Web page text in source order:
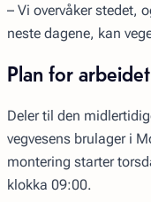
– Vi overvåker stedet,
neste dagene, kan
Plan for arbeidet
Deler til den
vegvesens brulager i
montering starter
klokka 09:00.